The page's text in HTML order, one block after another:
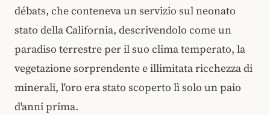
débats, che conteneva un servizio sul neonato
stato della California, descrivendolo come un
paradiso terrestre per il suo clima temperato, la
vegetazione sorprendente e illimitata ricchezza di
minerali, l'oro era stato scoperto lì solo un paio
d'anni prima.